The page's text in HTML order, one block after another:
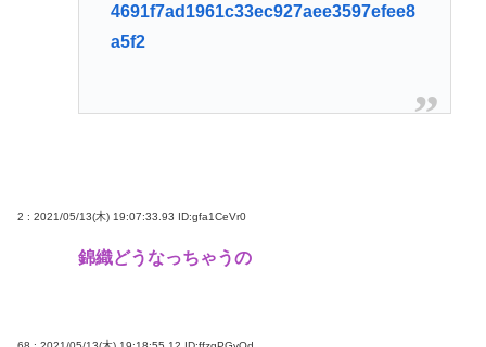
4691f7ad1961c33ec927aee3597efee8
a5f2
2 : 2021/05/13(木) 19:07:33.93 ID:gfa1CeVr0
錦織どうなっちゃうの